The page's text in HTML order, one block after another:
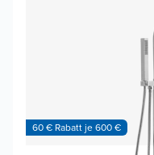
60 € Rabatt je 600 €